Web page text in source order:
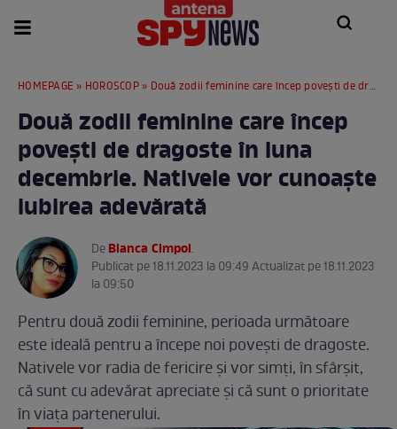
HOMEPAGE » HOROSCOP » Două zodii feminine care încep povești de dragoste în luna decembrie. Nativele vor cunoaște iubirea adevărată
Două zodii feminine care încep
povești de dragoste în luna
decembrie. Nativele vor cunoaște
iubirea adevărată
DeBianca Cimpoi.
Publicat pe 18.11.2023 la 09:49 Actualizat pe 18.11.2023
la 09:50
Pentru două zodii feminine, perioada următoare
este ideală pentru a începe noi povești de dragoste.
Nativele vor radia de fericire și vor simți, în sfârșit,
că sunt cu adevărat apreciate și că sunt o prioritate
în viața partenerului.